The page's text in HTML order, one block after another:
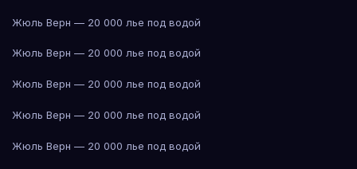
Жюль Верн — 20 000 лье под водой
Жюль Верн — 20 000 лье под водой
Жюль Верн — 20 000 лье под водой
Жюль Верн — 20 000 лье под водой
Жюль Верн — 20 000 лье под водой